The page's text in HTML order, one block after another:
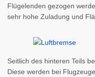
Flügelenden gezogen
sehr hohe Zuladung und
Seitlich des hinteren Teils
Diese werden bei